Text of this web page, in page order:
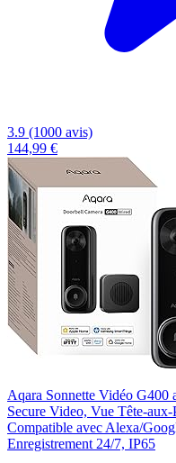
3.9 (1000 avis)
144,99 €
Aqara Sonnette Vidéo
Secure Video, Vue Tête-
Compatible avec Alexa/
Enregistrement 24/7, IP65